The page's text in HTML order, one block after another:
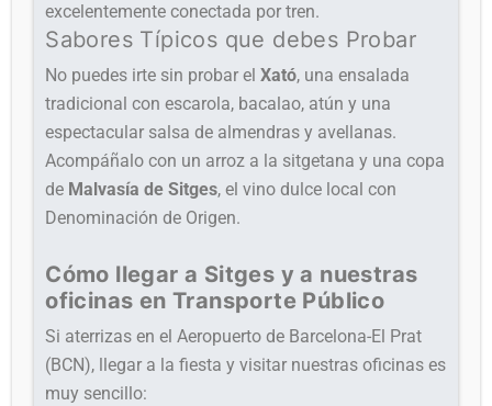
excelentemente conectada por tren.
Sabores Típicos que debes Probar
No puedes irte sin probar elXató, una ensalada
tradicional con escarola, bacalao, atún y una
espectacular salsa de almendras y avellanas.
Acompáñalo con un arroz a la sitgetana y una copa
de Malvasía de Sitges, el vino dulce local con
Denominación de Origen.
Cómo llegar a Sitges y a nuestras
oficinas en Transporte Público
Si aterrizas en el Aeropuerto de Barcelona-El Prat
(BCN), llegar a la fiesta y visitar nuestras oficinas es
muy sencillo: